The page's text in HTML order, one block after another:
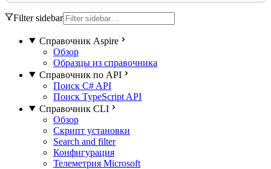
Filter sidebar
Справочник Aspire
Обзор
Образцы из справочника
Справочник по API
Поиск C# API
Поиск TypeScript API
Справочник CLI
Обзор
Скрипт установки
Search and filter
Конфигурация
Телеметрия Microsoft